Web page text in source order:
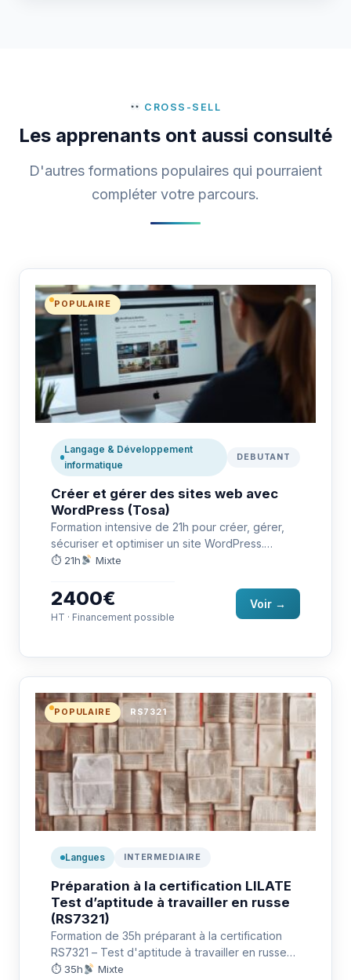
CROSS-SELL
Les apprenants ont aussi consulté
D'autres formations populaires qui pourraient
compléter votre parcours.
POPULAIRE
Langage & Développement
informatique
DEBUTANT
Créer et gérer des sites web avec
WordPress (Tosa)
Formation intensive de 21h pour créer, gérer,
sécuriser et optimiser un site WordPress.
Préparation à la certification TOSA…
⏱ 21h Mixte
2400€
HT · Financement possible
Voir →
POPULAIRE RS7321
Langues INTERMEDIAIRE
Préparation à la certification LILATE
Test d’aptitude à travailler en russe
(RS7321)
Formation de 35h préparant à la certification
RS7321 – Test d'aptitude à travailler en russe
(LILATE) : communiquer…
⏱ 35h Mixte